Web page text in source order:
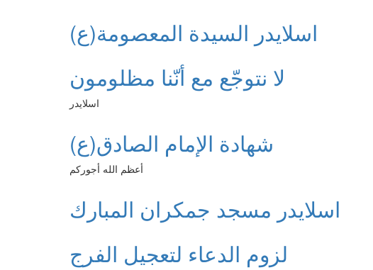
اسلايدر السيدة المعصومة(ع)
لا نتوجّع مع أنّنا مظلومون
اسلايدر
شهادة الإمام الصادق(ع)
أعظم الله أجوركم
اسلايدر مسجد جمكران المبارك
لزوم الدعاء لتعجيل الفرج